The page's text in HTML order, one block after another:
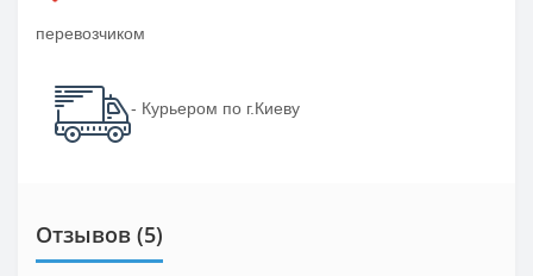
перевозчиком
- Курьером по г.Киеву
Отзывов (5)